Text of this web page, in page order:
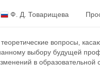
Ф. Д. Товарищева
вопросы,
выбору будущей
в образовательной